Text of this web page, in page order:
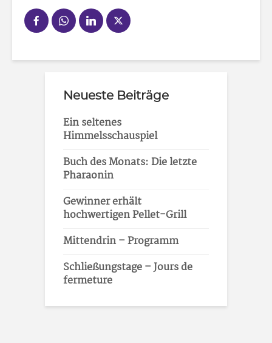
Neueste Beiträge
Ein seltenes
Himmelsschauspiel
Buch des Monats: Die letzte
Pharaonin
Gewinner erhält
hochwertigen Pellet-Grill
Mittendrin – Programm
Schließungstage – Jours de
fermeture